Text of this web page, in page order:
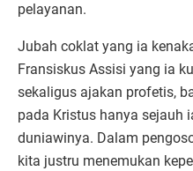
pelayanan.
Jubah coklat yang ia
Fransiskus Assisi yang ia
sekaligus ajakan profetis,
pada Kristus hanya sejauh
duniawinya. Dalam
kita justru menemukan